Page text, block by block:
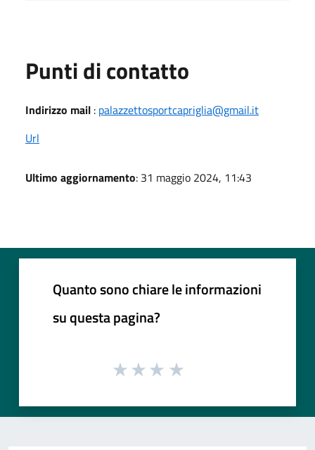
Punti di contatto
Indirizzo mail : palazzettosportcapriglia@gmail.it
Url
Ultimo aggiornamento: 31 maggio 2024, 11:43
Quanto sono chiare le informazioni
su questa pagina?